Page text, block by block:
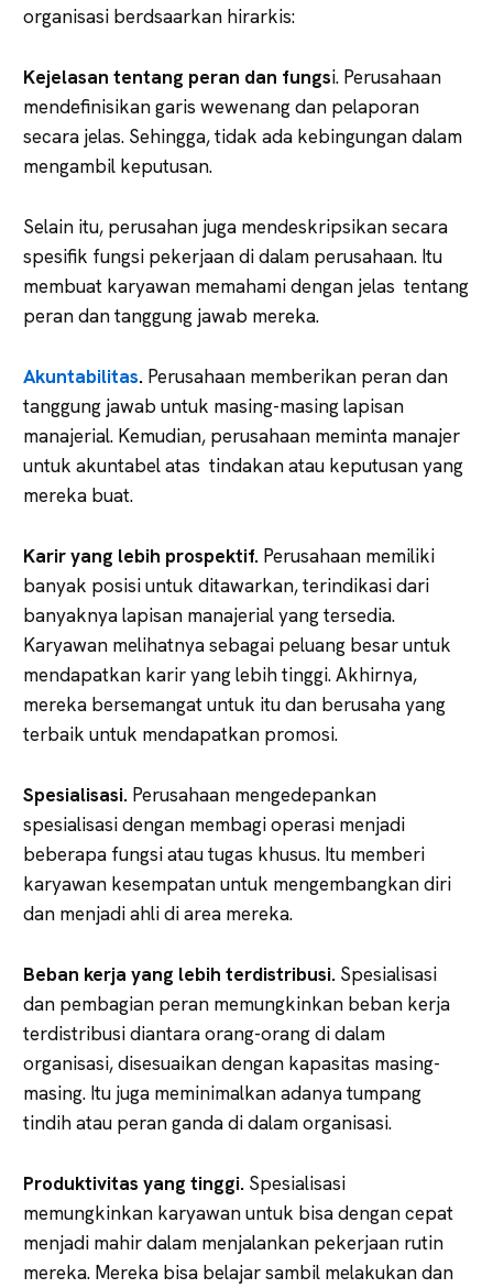
organisasi berdsaarkan hirarkis:
Kejelasan tentang peran dan fungsi. Perusahaan
mendefinisikan garis wewenang dan pelaporan
secara jelas. Sehingga, tidak ada kebingungan dalam
mengambil keputusan.
Selain itu, perusahan juga mendeskripsikan secara
spesifik fungsi pekerjaan di dalam perusahaan. Itu
membuat karyawan memahami dengan jelas tentang
peran dan tanggung jawab mereka.
Akuntabilitas. Perusahaan memberikan peran dan
tanggung jawab untuk masing-masing lapisan
manajerial. Kemudian, perusahaan meminta manajer
untuk akuntabel atas tindakan atau keputusan yang
mereka buat.
Karir yang lebih prospektif. Perusahaan memiliki
banyak posisi untuk ditawarkan, terindikasi dari
banyaknya lapisan manajerial yang tersedia.
Karyawan melihatnya sebagai peluang besar untuk
mendapatkan karir yang lebih tinggi. Akhirnya,
mereka bersemangat untuk itu dan berusaha yang
terbaik untuk mendapatkan promosi.
Spesialisasi. Perusahaan mengedepankan
spesialisasi dengan membagi operasi menjadi
beberapa fungsi atau tugas khusus. Itu memberi
karyawan kesempatan untuk mengembangkan diri
dan menjadi ahli di area mereka.
Beban kerja yang lebih terdistribusi. Spesialisasi
dan pembagian peran memungkinkan beban kerja
terdistribusi diantara orang-orang di dalam
organisasi, disesuaikan dengan kapasitas masing-
masing. Itu juga meminimalkan adanya tumpang
tindih atau peran ganda di dalam organisasi.
Produktivitas yang tinggi. Spesialisasi
memungkinkan karyawan untuk bisa dengan cepat
menjadi mahir dalam menjalankan pekerjaan rutin
mereka. Mereka bisa belajar sambil melakukan dan